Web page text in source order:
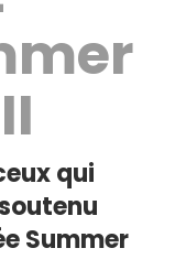
qui
Summer